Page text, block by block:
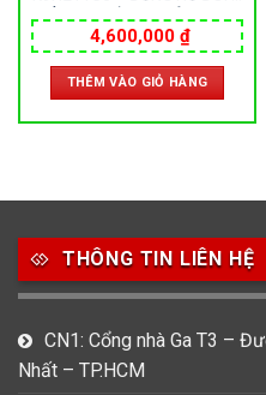
KÍNH KHOÁNG – DÂY DA –
PIN – SIZE 43&32 MM – MÁY
THUỴ SỸ
4,600,000 ₫
THÊM VÀO GIỎ HÀNG
₫.
THÔNG TIN LIÊN HỆ
CN1: Cổng nhà Ga T3 –
Nhất – TP.HCM